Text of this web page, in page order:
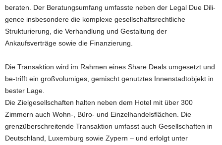
beraten. Der Beratungsumfang umfasste neben der Legal Due Dili-
gence insbesondere die komplexe gesellschaftsrechtliche
Strukturierung, die Verhandlung und Gestaltung der
Ankaufsverträge sowie die Finanzierung.
Die Transaktion wird im Rahmen eines Share Deals umgesetzt und
be-trifft ein großvolumiges, gemischt genutztes Innenstadtobjekt in
bester Lage.
Die Zielgesellschaften halten neben dem Hotel mit über 300
Zimmern auch Wohn-, Büro- und Einzelhandelsflächen. Die
grenzüberschreitende Transaktion umfasst auch Gesellschaften in
Deutschland, Luxemburg sowie Zypern – und erfolgt unter